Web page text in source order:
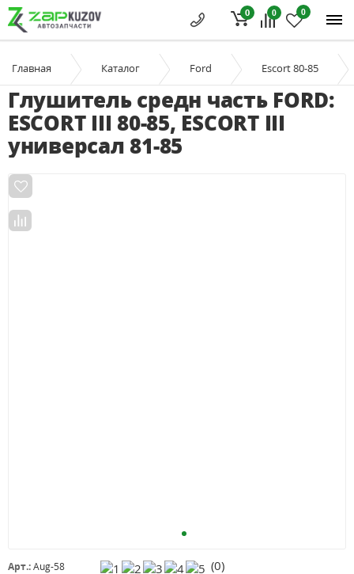
0 0
0
Главная Каталог Ford Escort 80-85
Глушитель средн часть FORD:
ESCORT III 80-85, ESCORT III
универсал 81-85
Арт.:Aug-58 (0)